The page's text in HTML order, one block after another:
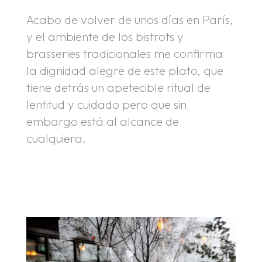
Acabo de volver de unos días en París,
y el ambiente de los bistrots y
brasseries tradicionales me confirma
la dignidad alegre de este plato, que
tiene detrás un apetecible ritual de
lentitud y cuidado pero que sin
embargo está al alcance de
cualquiera.